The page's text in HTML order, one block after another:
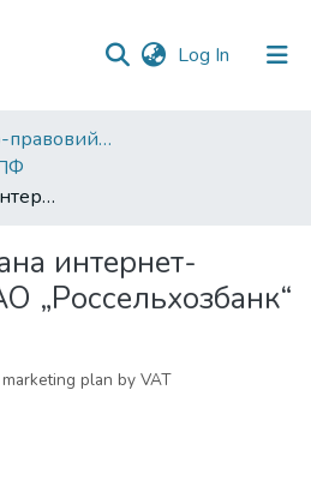
Log In (current)
04. Економіко-правовий факультет
Разработка плана интернет-маркетинга ОАО „Россельхозбанк“
интернет-
„Россельхозбанк“
plan by VAT